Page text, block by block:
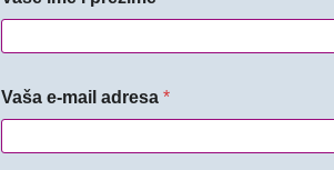
Vaša e-mail adresa *